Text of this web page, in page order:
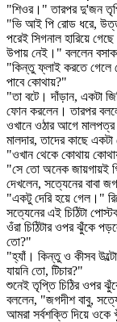
"শিওর।" তারপর দু'জন
"ভি আই পি রোড ধরে,
পরেই সিগনাল হারিয়ে
উপায় নেই।" বললেন
"কিন্তু ফ্লাই করতে গেলে
পাবে কোথায়?"
"তা বটে। দাঁড়ান, একটা
ফোন করলেন। তারপর
ওখানে ওঠার আগে
মালদার, তাদের কাছে
"ওখান থেকে কোথায়
"সে তো অনেক জায়গায়ই
দেখলেন, সত্যেনের বাবা
"একটু দেরি হয়ে গেল।"
সত্যেনের এই চিঠিটা
ওঁরা চিঠিটার ওপর ঝুঁকে
তো?"
"হ্যাঁ। কিন্তু ও কীসব
যায়নি তো, টিচার?"
শুনেই তৃপ্তি চিঠির ওপর
বললেন, "জগদীশ বাবু,
আমরা সর্বশক্তি দিয়ে